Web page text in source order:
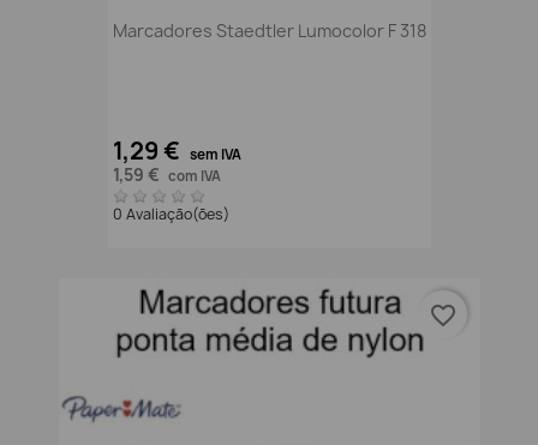
Marcadores Staedtler Lumocolor F 318
1,29 € sem IVA
1,59 € com IVA
0 Avaliação(ões)
favorite_border